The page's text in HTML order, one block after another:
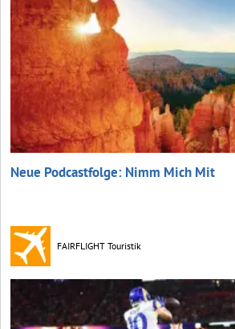
Neue Podcastfolge: Nimm Mich Mit
FAIRFLIGHT Touristik